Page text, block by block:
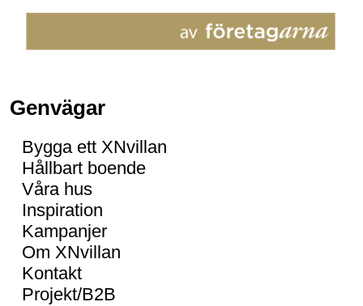
Genvägar
Bygga ett XNvillan
Hållbart boende
Våra hus
Inspiration
Kampanjer
Om XNvillan
Kontakt
Projekt/B2B